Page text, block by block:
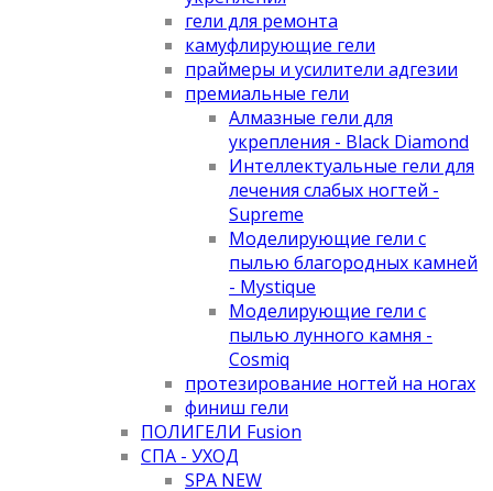
гели для ремонта
камуфлирующие гели
праймеры и усилители адгезии
премиальные гели
Алмазные гели для
укрепления - Black Diamond
Интеллектуальные гели для
лечения слабых ногтей -
Supreme
Моделирующие гели с
пылью благородных камней
- Mystique
Моделирующие гели с
пылью лунного камня -
Cosmiq
протезирование ногтей на ногах
финиш гели
ПОЛИГЕЛИ Fusion
СПА - УХОД
SPA NEW